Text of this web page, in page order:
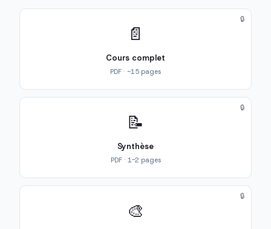
📄
Cours complet
PDF · ~15 pages
🔒
📝
Synthèse
PDF · 1-2 pages
🔒
🎨
🔒